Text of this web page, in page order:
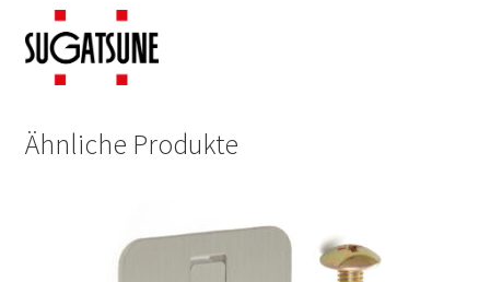
Ähnliche Produkte